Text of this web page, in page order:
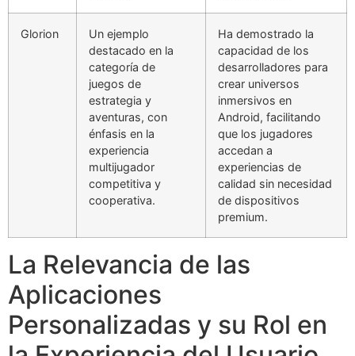
Glorion
Un ejemplo
destacado en la
categoría de
juegos de
estrategia y
aventuras, con
énfasis en la
experiencia
multijugador
competitiva y
cooperativa.
Ha demostrado la
capacidad de los
desarrolladores para
crear universos
inmersivos en
Android, facilitando
que los jugadores
accedan a
experiencias de
calidad sin necesidad
de dispositivos
premium.
La Relevancia de las
Aplicaciones
Personalizadas y su Rol en